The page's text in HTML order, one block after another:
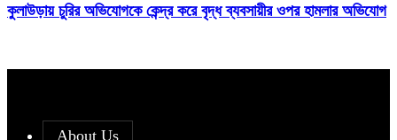
কুলাউড়ায় চুরির অভিযোগকে কেন্দ্র করে বৃদ্ধ ব্যবসায়ীর ওপর হামলার অভিযোগ
About Us